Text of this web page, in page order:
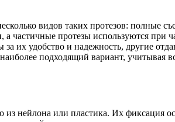
видов таких протезов: полные
частичные протезы используются при
их удобство и надежность, другие
подходящий вариант, учитывая
из нейлона или пластика. Их фиксация